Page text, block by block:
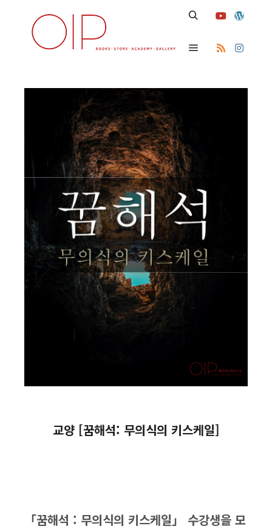
교양 [꿈해석: 무의식의 키스케일]
「꿈해석 : 무의식의 키스케일」 수강생을 모